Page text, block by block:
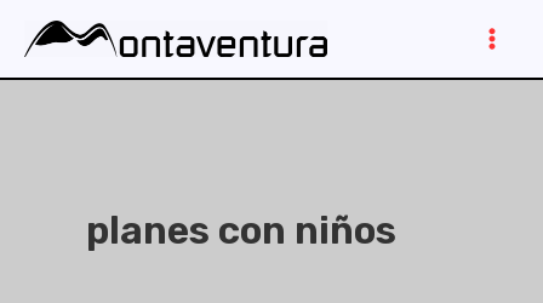
contenido
planes con niños